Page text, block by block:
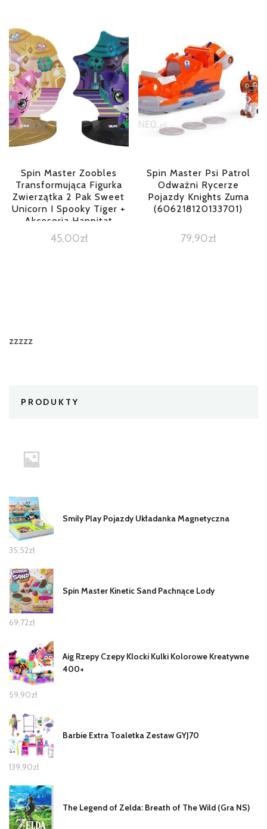
Spin Master Zoobles
Transformująca Figurka
Zwierzątka 2 Pak Sweet
Unicorn I Spooky Tiger +
Akcesoria Happitat
20135096
45,00zł
Spin Master Psi Patrol
Odważni Rycerze
Pojazdy Knights Zuma
(606218120133701)
79,90zł
zzzzz
PRODUKTY
Smily Play Pojazdy Układanka Magnetyczna
35,52zł
Spin Master Kinetic Sand Pachnące Lody
69,72zł
Aig Rzepy Czepy Klocki Kulki Kolorowe Kreatywne
400+
59,90zł
Barbie Extra Toaletka Zestaw GYJ70
139,90zł
The Legend of Zelda: Breath of The Wild (Gra NS)